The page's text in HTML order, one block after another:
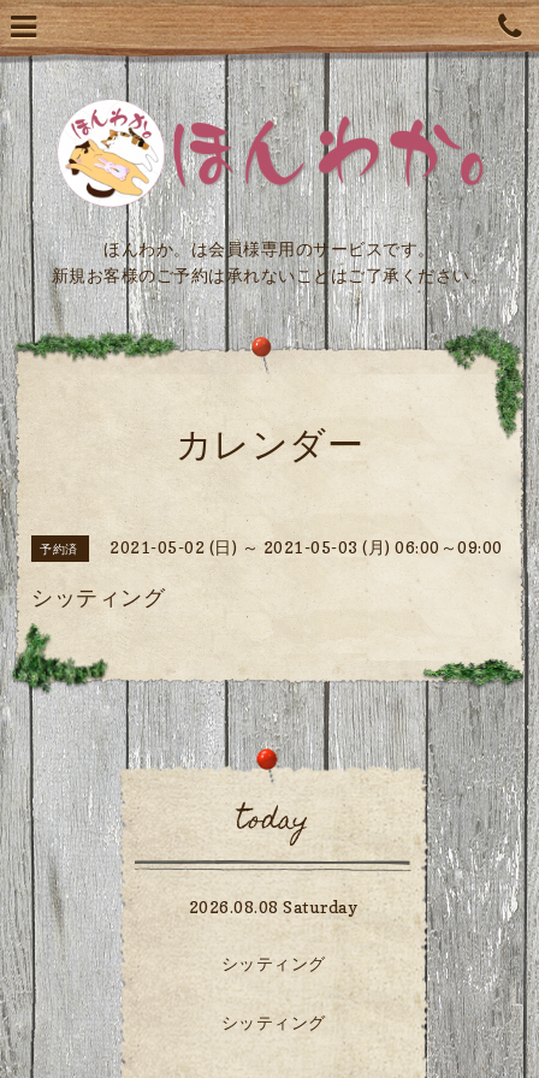
ほんわか。は会員様専用のサービスです。
新規お客様のご予約は承れないことはご了承ください。
カレンダー
予約済 2021-05-02 (日) ～ 2021-05-03 (月) 06:00～09:00
シッティング
today
2026.08.08 Saturday
シッティング
シッティング